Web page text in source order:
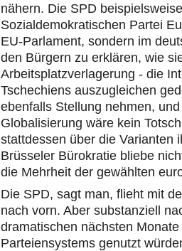
nähern. Die SPD
Sozialdemokratischen Partei
EU-Parlament, sondern im
den Bürgern zu erklären, wie
Arbeitsplatzverlagerung - die
Tschechiens auszugleichen
ebenfalls Stellung nehmen,
Globalisierung wäre kein
stattdessen über die Varianten
Brüsseler Bürokratie bliebe
die Mehrheit der gewählten
Die SPD, sagt man, flieht mit
nach vorn. Aber substanziell
dramatischen nächsten
Parteiensystems genutzt